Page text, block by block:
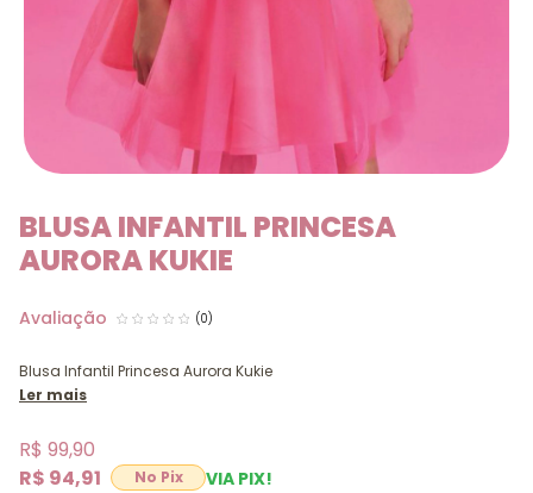
BLUSA INFANTIL PRINCESA
AURORA KUKIE
(0)
Blusa Infantil Princesa Aurora Kukie
Ler mais
R$ 94,91 VIA PIX!
R$ 99,90